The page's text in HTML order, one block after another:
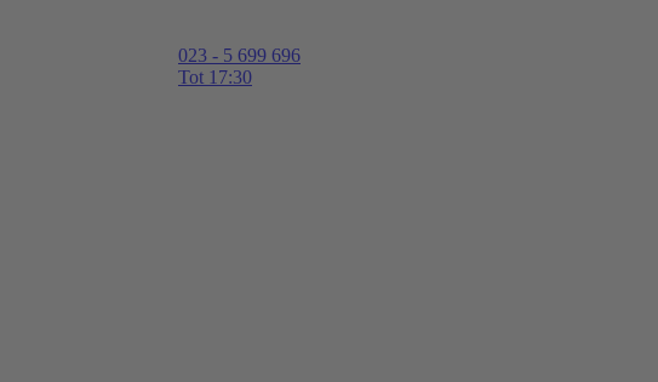
023 - 5 699 696
Tot 17:30